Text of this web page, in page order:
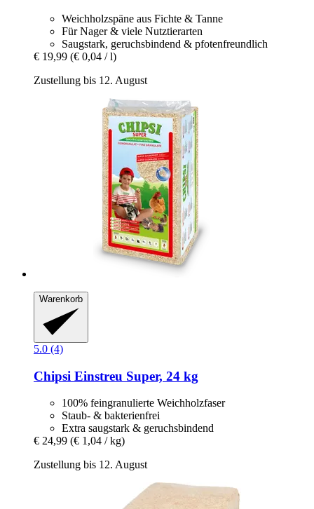
Weichholzspäne aus Fichte & Tanne
Für Nager & viele Nutztierarten
Saugstark, geruchsbindend & pfotenfreundlich
€ 19,99 (€ 0,04 / l)
Zustellung bis 12. August
Warenkorb
5.0 (4)
Chipsi Einstreu Super, 24 kg
100% feingranulierte Weichholzfaser
Staub- & bakterienfrei
Extra saugstark & geruchsbindend
€ 24,99 (€ 1,04 / kg)
Zustellung bis 12. August